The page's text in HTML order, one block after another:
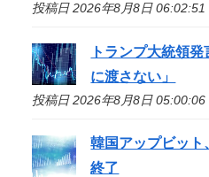
投稿日 2026年8月8日 06:02:51
トランプ大統領
に渡さない」
投稿日 2026年8月8日 05:00:06
韓国アップビッ
終了